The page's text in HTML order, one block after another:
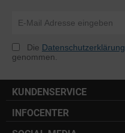
Die Datenschutzerklärung
genommen.
KUNDENSERVICE
INFOCENTER